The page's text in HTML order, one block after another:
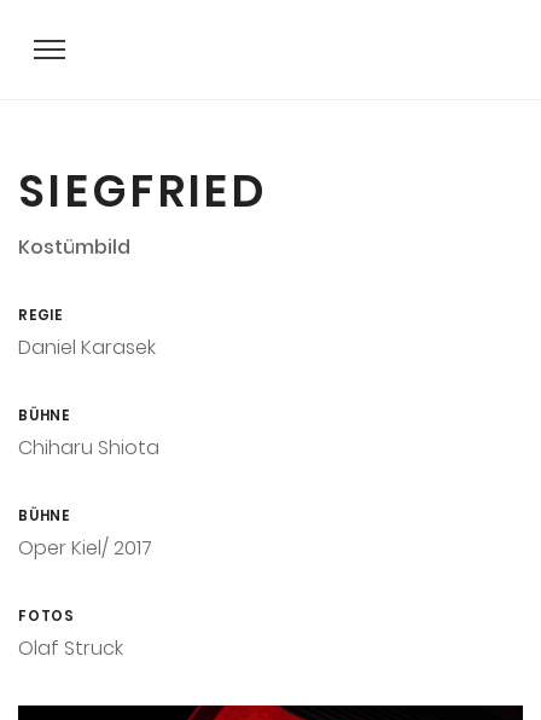
SIEGFRIED
Kostümbild
REGIE
Daniel Karasek
BÜHNE
Chiharu Shiota
BÜHNE
Oper Kiel/ 2017
FOTOS
Olaf Struck